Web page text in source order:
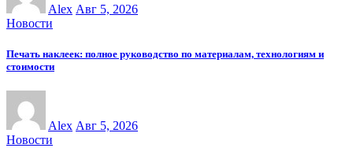
Alex Авг 5, 2026
Новости
Печать наклеек: полное руководство по материалам, технологиям и
стоимости
Alex Авг 5, 2026
Новости